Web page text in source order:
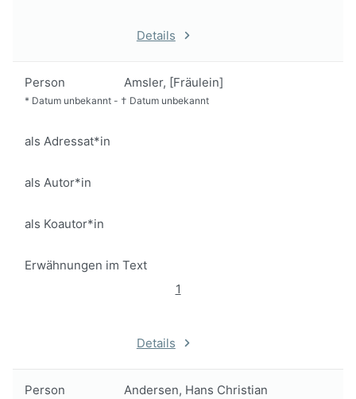
Details
Person Amsler, [Fräulein]
* Datum unbekannt - † Datum unbekannt
als Adressat*in
als Autor*in
als Koautor*in
Erwähnungen im Text
1
Details
Person Andersen, Hans Christian